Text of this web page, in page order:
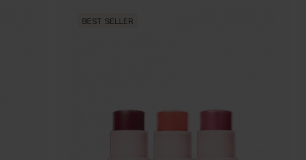
BEST SELLER